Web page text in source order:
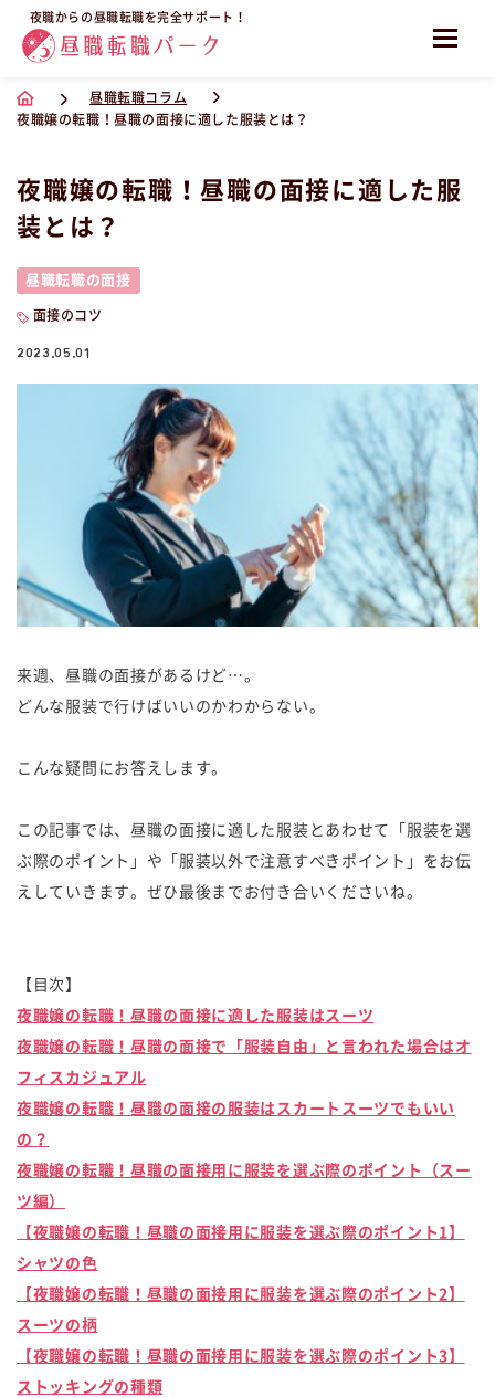
夜職からの昼職転職を完全サポート！
昼職転職コラム
夜職嬢の転職！昼職の面接に適した服装とは？
夜職嬢の転職！昼職の面接に適した服
装とは？
昼職転職の面接
面接のコツ
2023.05.01
来週、昼職の面接があるけど…。
どんな服装で行けばいいのかわからない。
こんな疑問にお答えします。
この記事では、昼職の面接に適した服装とあわせて「服装を選
ぶ際のポイント」や「服装以外で注意すべきポイント」をお伝
えしていきます。ぜひ最後までお付き合いくださいね。
【目次】
夜職嬢の転職！昼職の面接に適した服装はスーツ
夜職嬢の転職！昼職の面接で「服装自由」と言われた場合はオ
フィスカジュアル
夜職嬢の転職！昼職の面接の服装はスカートスーツでもいい
の？
夜職嬢の転職！昼職の面接用に服装を選ぶ際のポイント（スー
ツ編）
【夜職嬢の転職！昼職の面接用に服装を選ぶ際のポイント1】
シャツの色
【夜職嬢の転職！昼職の面接用に服装を選ぶ際のポイント2】
スーツの柄
【夜職嬢の転職！昼職の面接用に服装を選ぶ際のポイント3】
ストッキングの種類